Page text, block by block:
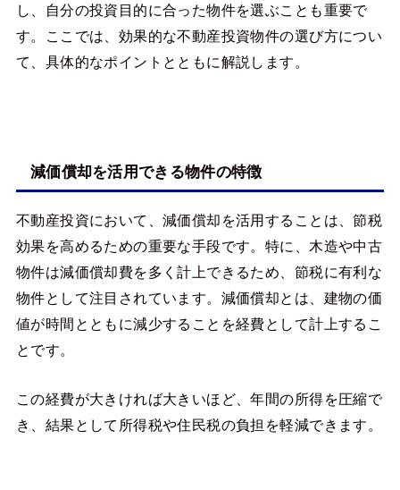
し、自分の投資目的に合った物件を選ぶことも重要で
す。ここでは、効果的な不動産投資物件の選び方につい
て、具体的なポイントとともに解説します。
減価償却を活用できる物件の特徴
不動産投資において、減価償却を活用することは、節税
効果を高めるための重要な手段です。特に、木造や中古
物件は減価償却費を多く計上できるため、節税に有利な
物件として注目されています。減価償却とは、建物の価
値が時間とともに減少することを経費として計上するこ
とです。
この経費が大きければ大きいほど、年間の所得を圧縮で
き、結果として所得税や住民税の負担を軽減できます。